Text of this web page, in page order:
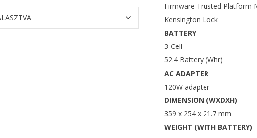
Firmware Trusted Platform
Kensington Lock
BATTERY
3-Cell
52.4 Battery (Whr)
AC ADAPTER
120W adapter
DIMENSION (WXDXH)
359 x 254 x 21.7 mm
WEIGHT (WITH BATTERY)